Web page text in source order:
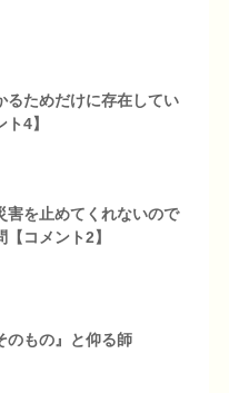
るためだけに存在してい
4】
害を止めてくれないので
コメント2】
のもの』と仰る師